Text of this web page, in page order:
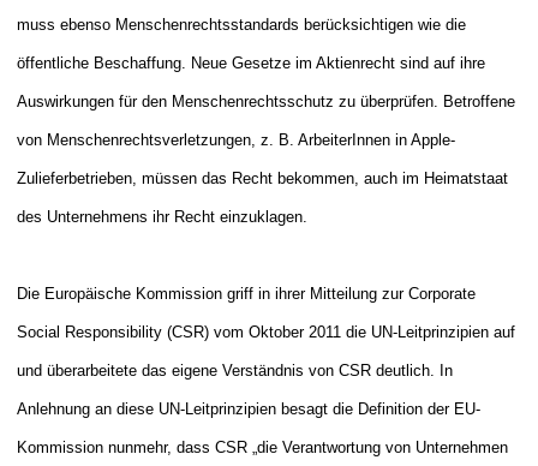
muss ebenso Menschenrechtsstandards berücksichtigen wie die
öffentliche Beschaffung. Neue Gesetze im Aktienrecht sind auf ihre
Auswirkungen für den Menschenrechtsschutz zu überprüfen. Betroffene
von Menschenrechtsverletzungen, z. B. ArbeiterInnen in Apple-
Zulieferbetrieben, müssen das Recht bekommen, auch im Heimatstaat
des Unternehmens ihr Recht einzuklagen.
Die Europäische Kommission griff in ihrer Mitteilung zur Corporate
Social Responsibility (CSR) vom Oktober 2011 die UN-Leitprinzipien auf
und überarbeitete das eigene Verständnis von CSR deutlich. In
Anlehnung an diese UN-Leitprinzipien besagt die Definition der EU-
Kommission nunmehr, dass CSR „die Verantwortung von Unternehmen